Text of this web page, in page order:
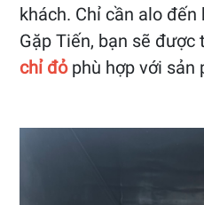
khách. Chỉ cần alo đến
Gặp Tiến, bạn sẽ
chỉ đỏphù hợp với sản